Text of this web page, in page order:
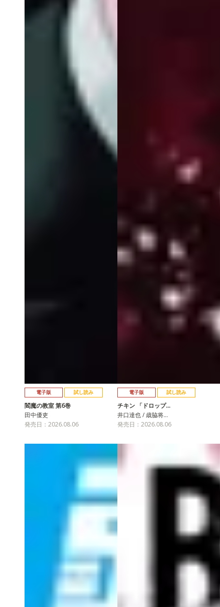
電子版 試し読み
閻魔の教室 第6巻
田中優吏
発売日：2026.08.06
電子版 試し読み
チキン 「ドロップ…
井口達也 / 歳脇将…
発売日：2026.08.06